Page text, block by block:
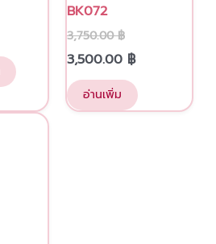
BK072
3,750.00฿
3,500.00 ฿
อ่านเพิ่ม